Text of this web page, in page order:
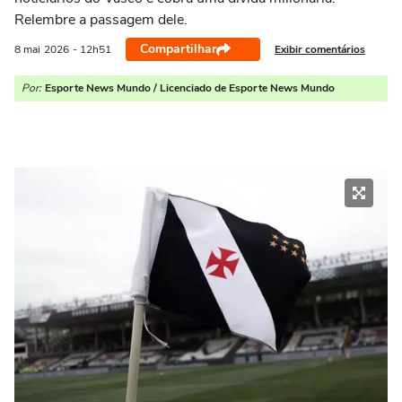
Relembre a passagem dele.
8 mai 2026 - 12h51 Compartilhar Exibir comentários
Por: Esporte News Mundo / Licenciado de Esporte News Mundo